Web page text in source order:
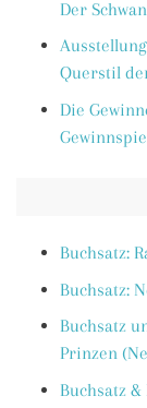
Der Schwan
Querstil
Die
Buchsatz:
Buchsatz:
Buchsatz
Prinzen
Buchsatz